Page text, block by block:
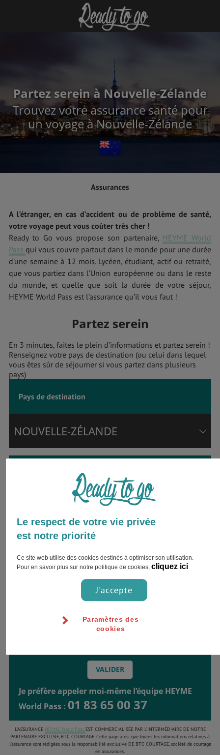
Partez serein à Nouvelle-Zélande
Trouvez votre assurance santé pour
un voyage à Nouvelle-Zélande
Assurances
A l’étranger, en cas d’accident ou de problème de santé,
votre voyage peut vous coûter très cher !
Ready to Go vous propose son partenaire, HEYME World
Pass qui vous couvre partout dans le monde pour une durée
d’une semaine à 12 mois. Lycéen, étudiant, actif ou retraité,
que vous partiez dans l’Union européenne ou dans le reste
du monde, et quelle que soit la durée de votre séjour,
HEYME World Pass est l’assurance qu’il vous faut !
Partez serein
En 3 minutes, faites le plein d’informations et partez serein !
Renseignez votre pays de destination (ou celui dans lequel
vous êtes sûr de séjourner si vous partez dans plusieurs
pays)
Pays de destination
NOUVELLE-ZÉLANDE
Envie d’être accompagné par
un expert ?
Inscrivez votre nom complet et choisissez
Je préfère appeler moi-même l’équipe HEYME
World Pass : 01 83 65 00 37
L’ASSURANCE HEYME World Pass EST COMMERCIALISÉE PAR L’INTERMÉDIAIRE DE NOTRE
PARTENAIRE EXCLUSIF, BTC COURTAGE. Cette page ainsi que toutes les informations relatives à
l’assurance sont rédigées sous la responsabilité exclusive DE BTC COURTAGE, société de courtage
en assurances.
Le respect de votre vie privée
est notre priorité
Ce site web utilise des cookies destinés à optimiser son utilisation.
Pour en savoir plus sur notre politique de cookies, cliquez ici
J'accepte
Paramètres des
cookies